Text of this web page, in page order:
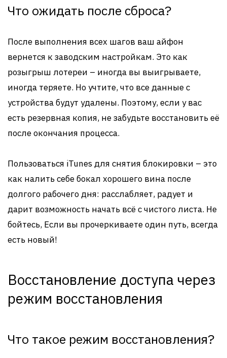
Что ожидать после сброса?
После выполнения всех шагов ваш айфон
вернется к заводским настройкам. Это как
розыгрыш лотереи – иногда вы выигрываете,
иногда теряете. Но учтите, что все данные с
устройства будут удалены. Поэтому, если у вас
есть резервная копия, не забудьте восстановить её
после окончания процесса.
Пользоваться iTunes для снятия блокировки – это
как налить себе бокал хорошего вина после
долгого рабочего дня: расслабляет, радует и
дарит возможность начать всё с чистого листа. Не
бойтесь, Если вы прочеркиваете один путь, всегда
есть новый!
Восстановление доступа через
режим восстановления
Что такое режим восстановления?